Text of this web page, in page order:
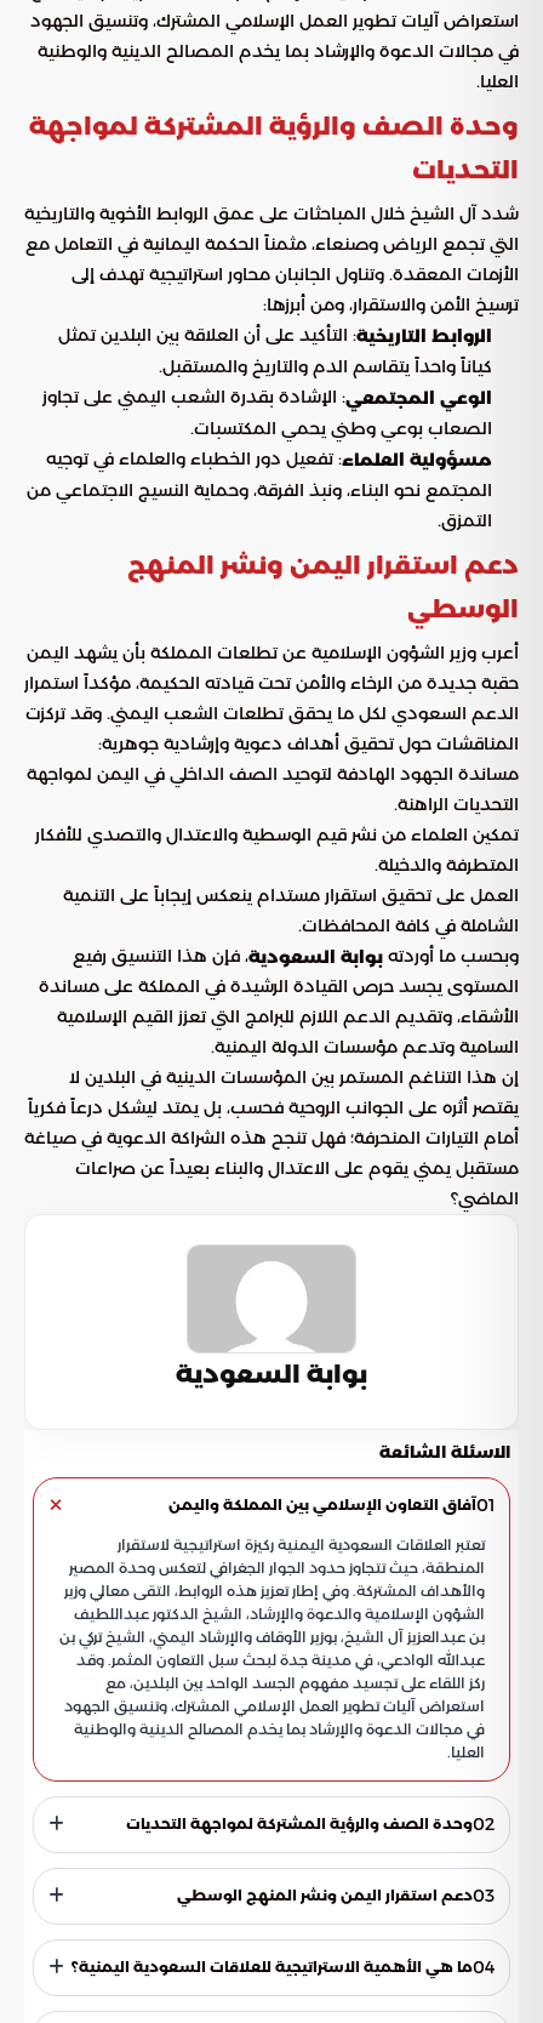
استعراض آليات تطوير العمل الإسلامي المشترك، وتنسيق الجهود
في مجالات الدعوة والإرشاد بما يخدم المصالح الدينية والوطنية
العليا.
وحدة الصف والرؤية المشتركة لمواجهة
التحديات
شدد آل الشيخ خلال المباحثات على عمق الروابط الأخوية والتاريخية
التي تجمع الرياض وصنعاء، مثمناً الحكمة اليمانية في التعامل مع
الأزمات المعقدة. وتناول الجانبان محاور استراتيجية تهدف إلى
ترسيخ الأمن والاستقرار، ومن أبرزها:
الروابط التاريخية: التأكيد على أن العلاقة بين البلدين تمثل
كياناً واحداً يتقاسم الدم والتاريخ والمستقبل.
الوعي المجتمعي: الإشادة بقدرة الشعب اليمني على تجاوز
الصعاب بوعي وطني يحمي المكتسبات.
مسؤولية العلماء: تفعيل دور الخطباء والعلماء في توجيه
المجتمع نحو البناء، ونبذ الفرقة، وحماية النسيج الاجتماعي من
التمزق.
دعم استقرار اليمن ونشر المنهج
الوسطي
أعرب وزير الشؤون الإسلامية عن تطلعات المملكة بأن يشهد اليمن
حقبة جديدة من الرخاء والأمن تحت قيادته الحكيمة، مؤكداً استمرار
الدعم السعودي لكل ما يحقق تطلعات الشعب اليمني. وقد تركزت
المناقشات حول تحقيق أهداف دعوية وإرشادية جوهرية:
مساندة الجهود الهادفة لتوحيد الصف الداخلي في اليمن لمواجهة
التحديات الراهنة.
تمكين العلماء من نشر قيم الوسطية والاعتدال والتصدي للأفكار
المتطرفة والدخيلة.
العمل على تحقيق استقرار مستدام ينعكس إيجاباً على التنمية
الشاملة في كافة المحافظات.
وبحسب ما أوردته بوابة السعودية، فإن هذا التنسيق رفيع
المستوى يجسد حرص القيادة الرشيدة في المملكة على مساندة
الأشقاء، وتقديم الدعم اللازم للبرامج التي تعزز القيم الإسلامية
السامية وتدعم مؤسسات الدولة اليمنية.
إن هذا التناغم المستمر بين المؤسسات الدينية في البلدين لا
يقتصر أثره على الجوانب الروحية فحسب، بل يمتد ليشكل درعاً فكرياً
أمام التيارات المنحرفة؛ فهل تنجح هذه الشراكة الدعوية في صياغة
مستقبل يمني يقوم على الاعتدال والبناء بعيداً عن صراعات
الماضي؟
بوابة السعودية
الاسئلة الشائعة
01آفاق التعاون الإسلامي بين المملكة واليمن
تعتبر العلاقات السعودية اليمنية ركيزة استراتيجية لاستقرار
المنطقة، حيث تتجاوز حدود الجوار الجغرافي لتعكس وحدة المصير
والأهداف المشتركة. وفي إطار تعزيز هذه الروابط، التقى معالي وزير
الشؤون الإسلامية والدعوة والإرشاد، الشيخ الدكتور عبداللطيف
بن عبدالعزيز آل الشيخ، بوزير الأوقاف والإرشاد اليمني، الشيخ تركي بن
عبدالله الوادعي، في مدينة جدة لبحث سبل التعاون المثمر. وقد
ركز اللقاء على تجسيد مفهوم الجسد الواحد بين البلدين، مع
استعراض آليات تطوير العمل الإسلامي المشترك، وتنسيق الجهود
في مجالات الدعوة والإرشاد بما يخدم المصالح الدينية والوطنية
العليا.
02وحدة الصف والرؤية المشتركة لمواجهة التحديات
التي تجمع الرياض وصنعاء، مثمناً الحكمة اليمانية في التعامل مع
الأزمات المعقدة. وتناول الجانبان محاور استراتيجية تهدف إلى
03دعم استقرار اليمن ونشر المنهج الوسطي
حقبة جديدة من الرخاء والأمن تحت قيادته الحكيمة، مؤكداً استمرار
الدعم السعودي لكل ما يحقق تطلعات الشعب اليمني. وقد تركزت
04ما هي الأهمية الاستراتيجية للعلاقات السعودية اليمنية؟